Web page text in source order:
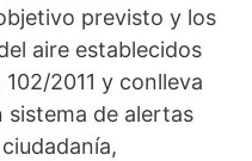
previsto y los
aire establecidos
2011 y conlleva
sistema de alertas